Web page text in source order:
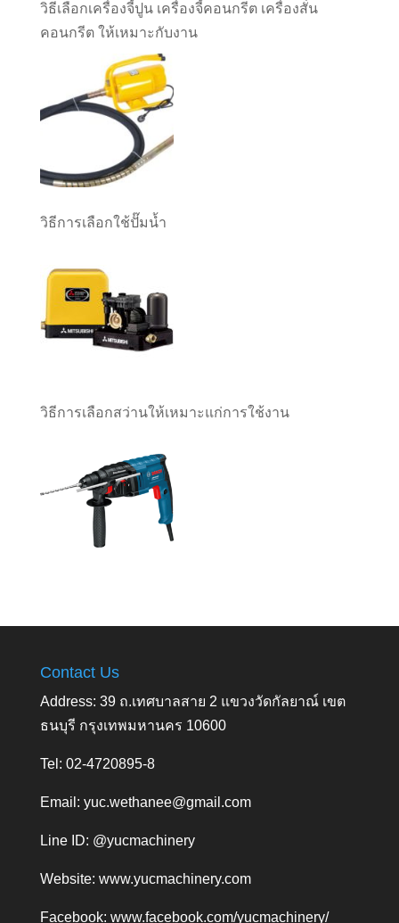
วิธีเลือกเครื่องจี้ปูน เครื่องจี้คอนกรีต เครื่องสั่น
คอนกรีต ให้เหมาะกับงาน
วิธีการเลือกใช้ปั๊มน้ำ
วิธีการเลือกสว่านให้เหมาะแก่การใช้งาน
Contact Us
Address: 39 ถ.เทศบาลสาย 2 แขวงวัดกัลยาณ์ เขต
ธนบุรี กรุงเทพมหานคร 10600
Tel: 02-4720895-8
Email: yuc.wethanee@gmail.com
Line ID: @yucmachinery
Website: www.yucmachinery.com
Facebook: www.facebook.com/yucmachinery/